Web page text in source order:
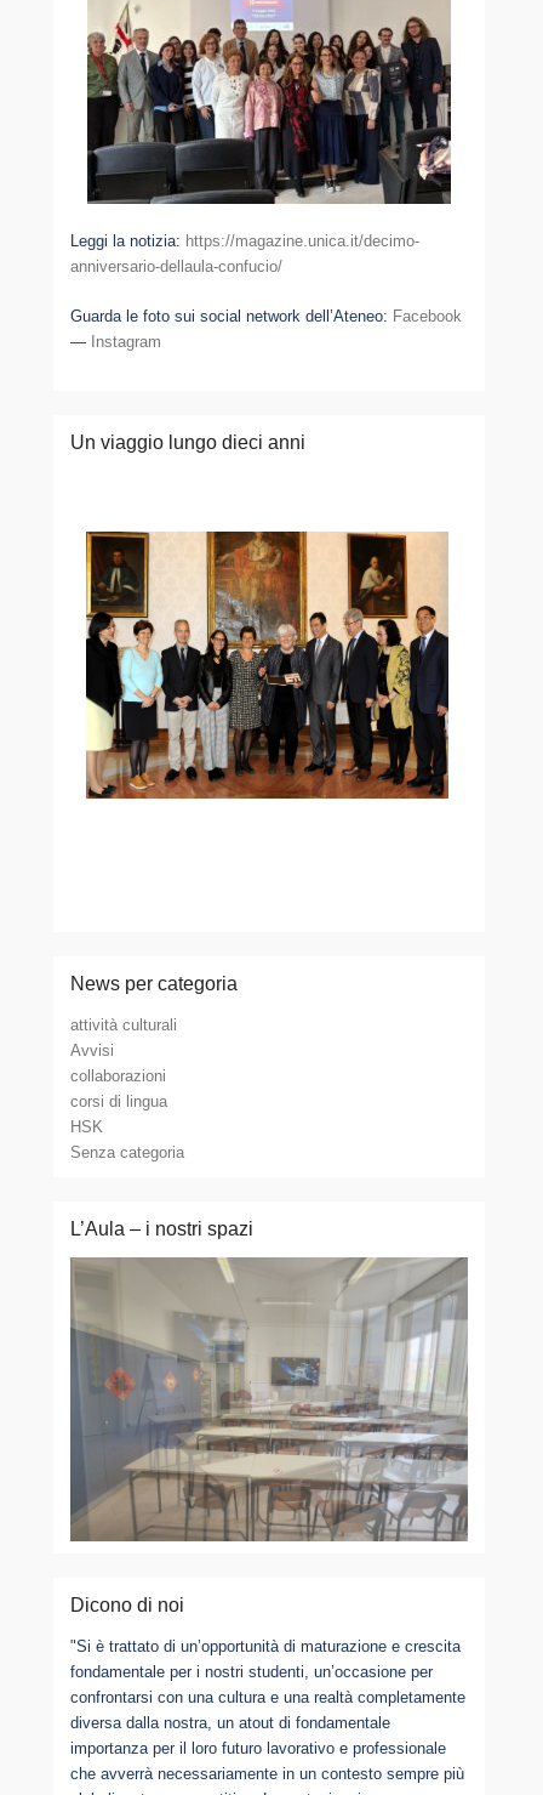
Leggi la notizia: https://magazine.unica.it/decimo-
anniversario-dellaula-confucio/
Guarda le foto sui social network dell’Ateneo: Facebook
— Instagram
Un viaggio lungo dieci anni
News per categoria
attività culturali
Avvisi
collaborazioni
corsi di lingua
HSK
Senza categoria
L’Aula – i nostri spazi
Dicono di noi
"Si è trattato di un’opportunità di maturazione e crescita
fondamentale per i nostri studenti, un’occasione per
confrontarsi con una cultura e una realtà completamente
diversa dalla nostra, un atout di fondamentale
importanza per il loro futuro lavorativo e professionale
che avverrà necessariamente in un contesto sempre più